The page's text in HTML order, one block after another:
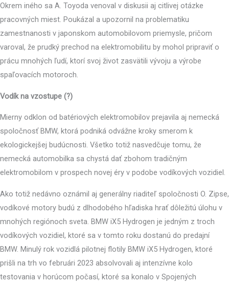
Okrem iného sa A. Toyoda venoval v diskusii aj citlivej otázke
pracovných miest. Poukázal a upozornil na problematiku
zamestnanosti v japonskom automobilovom priemysle, pričom
varoval, že prudký prechod na elektromobilitu by mohol pripraviť o
prácu mnohých ľudí, ktorí svoj život zasvätili vývoju a výrobe
spaľovacích motoroch.
Vodík na vzostupe (?)
Mierny odklon od batériových elektromobilov prejavila aj nemecká
spoločnosť BMW, ktorá podniká odvážne kroky smerom k
ekologickejšej budúcnosti. Všetko totiž nasvedčuje tomu, že
nemecká automobilka sa chystá dať zbohom tradičným
elektromobilom v prospech novej éry v podobe vodíkových vozidiel.
Ako totiž nedávno oznámil aj generálny riaditeľ spoločnosti O. Zipse,
vodíkové motory budú z dlhodobého hľadiska hrať dôležitú úlohu v
mnohých regiónoch sveta. BMW iX5 Hydrogen je jedným z troch
vodíkových vozidiel, ktoré sa v tomto roku dostanú do predajní
BMW. Minulý rok vozidlá pilotnej flotily BMW iX5 Hydrogen, ktoré
prišli na trh vo februári 2023 absolvovali aj intenzívne kolo
testovania v horúcom počasí, ktoré sa konalo v Spojených